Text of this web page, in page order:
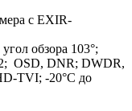
с EXIR-
обзора 103°;
OSD, DNR; DWDR,
TVI; -20°С до